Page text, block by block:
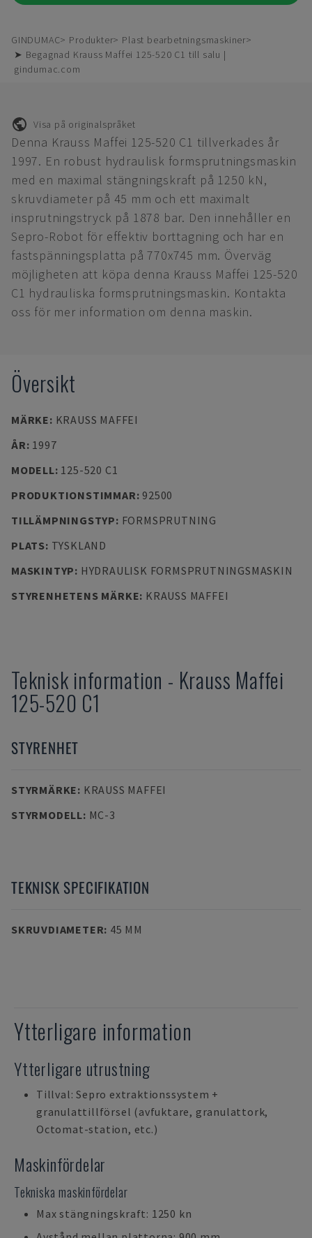
GINDUMAC Produkter
Plast bearbetningsmaskiner
➤ Begagnad Krauss Maffei 125-520 C1 till salu |
gindumac.com
Visa på originalspråket
Denna Krauss Maffei 125-520 C1 tillverkades år
1997. En robust hydraulisk formsprutningsmaskin
med en maximal stängningskraft på 1250 kN,
skruvdiameter på 45 mm och ett maximalt
insprutningstryck på 1878 bar. Den innehåller en
Sepro-Robot för effektiv borttagning och har en
fastspänningsplatta på 770x745 mm. Överväg
möjligheten att köpa denna Krauss Maffei 125-520
C1 hydrauliska formsprutningsmaskin. Kontakta
oss för mer information om denna maskin.
Översikt
MÄRKE: KRAUSS MAFFEI
ÅR: 1997
MODELL: 125-520 C1
PRODUKTIONSTIMMAR: 92500
TILLÄMPNINGSTYP: FORMSPRUTNING
PLATS: TYSKLAND
MASKINTYP: HYDRAULISK FORMSPRUTNINGSMASKIN
STYRENHETENS MÄRKE: KRAUSS MAFFEI
Teknisk information - Krauss Maffei
125-520 C1
STYRENHET
STYRMÄRKE: KRAUSS MAFFEI
STYRMODELL: MC-3
TEKNISK SPECIFIKATION
SKRUVDIAMETER: 45 MM
Ytterligare information
Ytterligare utrustning
Tillval: Sepro extraktionssystem +
granulattillförsel (avfuktare, granulattork,
Octomat-station, etc.)
Maskinfördelar
Tekniska maskinfördelar
Max stängningskraft: 1250 kn